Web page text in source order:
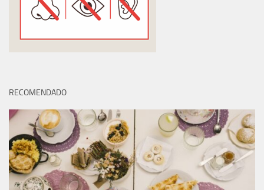
RECOMENDADO